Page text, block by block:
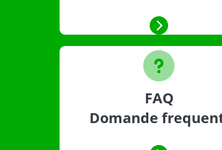
FAQ
Domande